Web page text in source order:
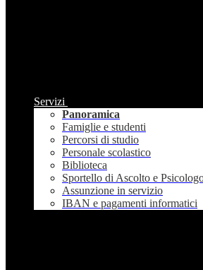
Servizi
Panoramica
Famiglie e studenti
Percorsi di studio
Personale scolastico
Biblioteca
Sportello di Ascolto e
Assunzione in servizio
IBAN e pagamenti informatici